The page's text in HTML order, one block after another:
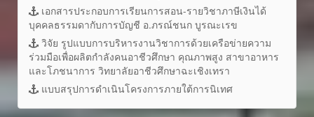
เอกสารประกอบการเรียนการสอน-รายวิชาภาษีเงินได้
บุคคลธรรมดากับการบัญชี อ.ภรณ์ชนก บูรณะเรข
วิจัย รูปแบบการบริหารงานวิชาการด้วยเครือข่ายความ
ร่วมมือเพื่อผลิตกำลังคนอาชีวศึกษา คุณภาพสูง สาขาอาหาร
และโภชนาการ วิทยาลัยอาชีวศึกษาฉะเชิงเทรา
แบบสรุปการดำเนินโครงการภายใต้การนิเทศ